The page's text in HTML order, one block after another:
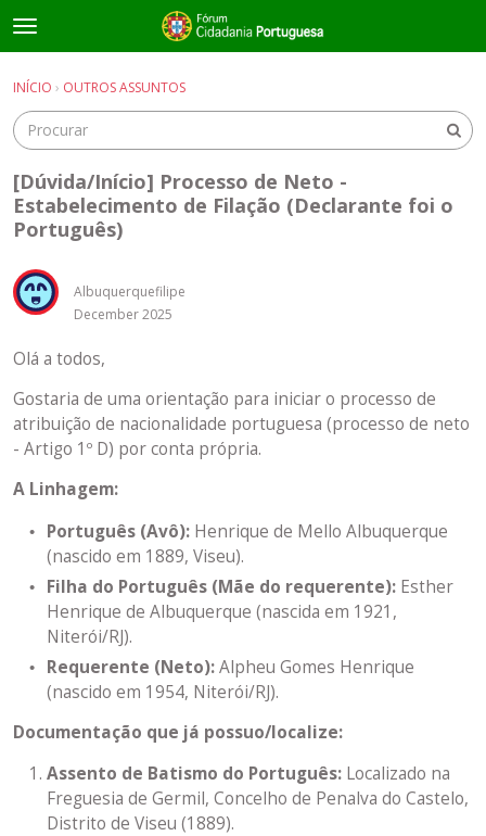
t
o
g
e
m
e
n
u
Entrar
Guias e Informações Úteis
Entrar · Registrar-se
INÍCIO › OUTROS ASSUNTOS
[Dúvida/Início] Processo de Neto -
Estabelecimento de Filação (Declarante foi o
Português)
Albuquerquefilipe
December 2025
Olá a todos,
Gostaria de uma orientação para iniciar o processo de
atribuição de nacionalidade portuguesa (processo de neto
- Artigo 1º D) por conta própria.
A Linhagem:
Português (Avô):Henrique de Mello Albuquerque
(nascido em 1889, Viseu).
Filha do Português (Mãe do requerente):Esther
Henrique de Albuquerque (nascida em 1921,
Niterói/RJ).
Requerente (Neto):Alpheu Gomes Henrique
(nascido em 1954, Niterói/RJ).
Documentação que já possuo/localize:
Assento de Batismo do Português:Localizado na
Freguesia de Germil, Concelho de Penalva do Castelo,
Distrito de Viseu (1889).